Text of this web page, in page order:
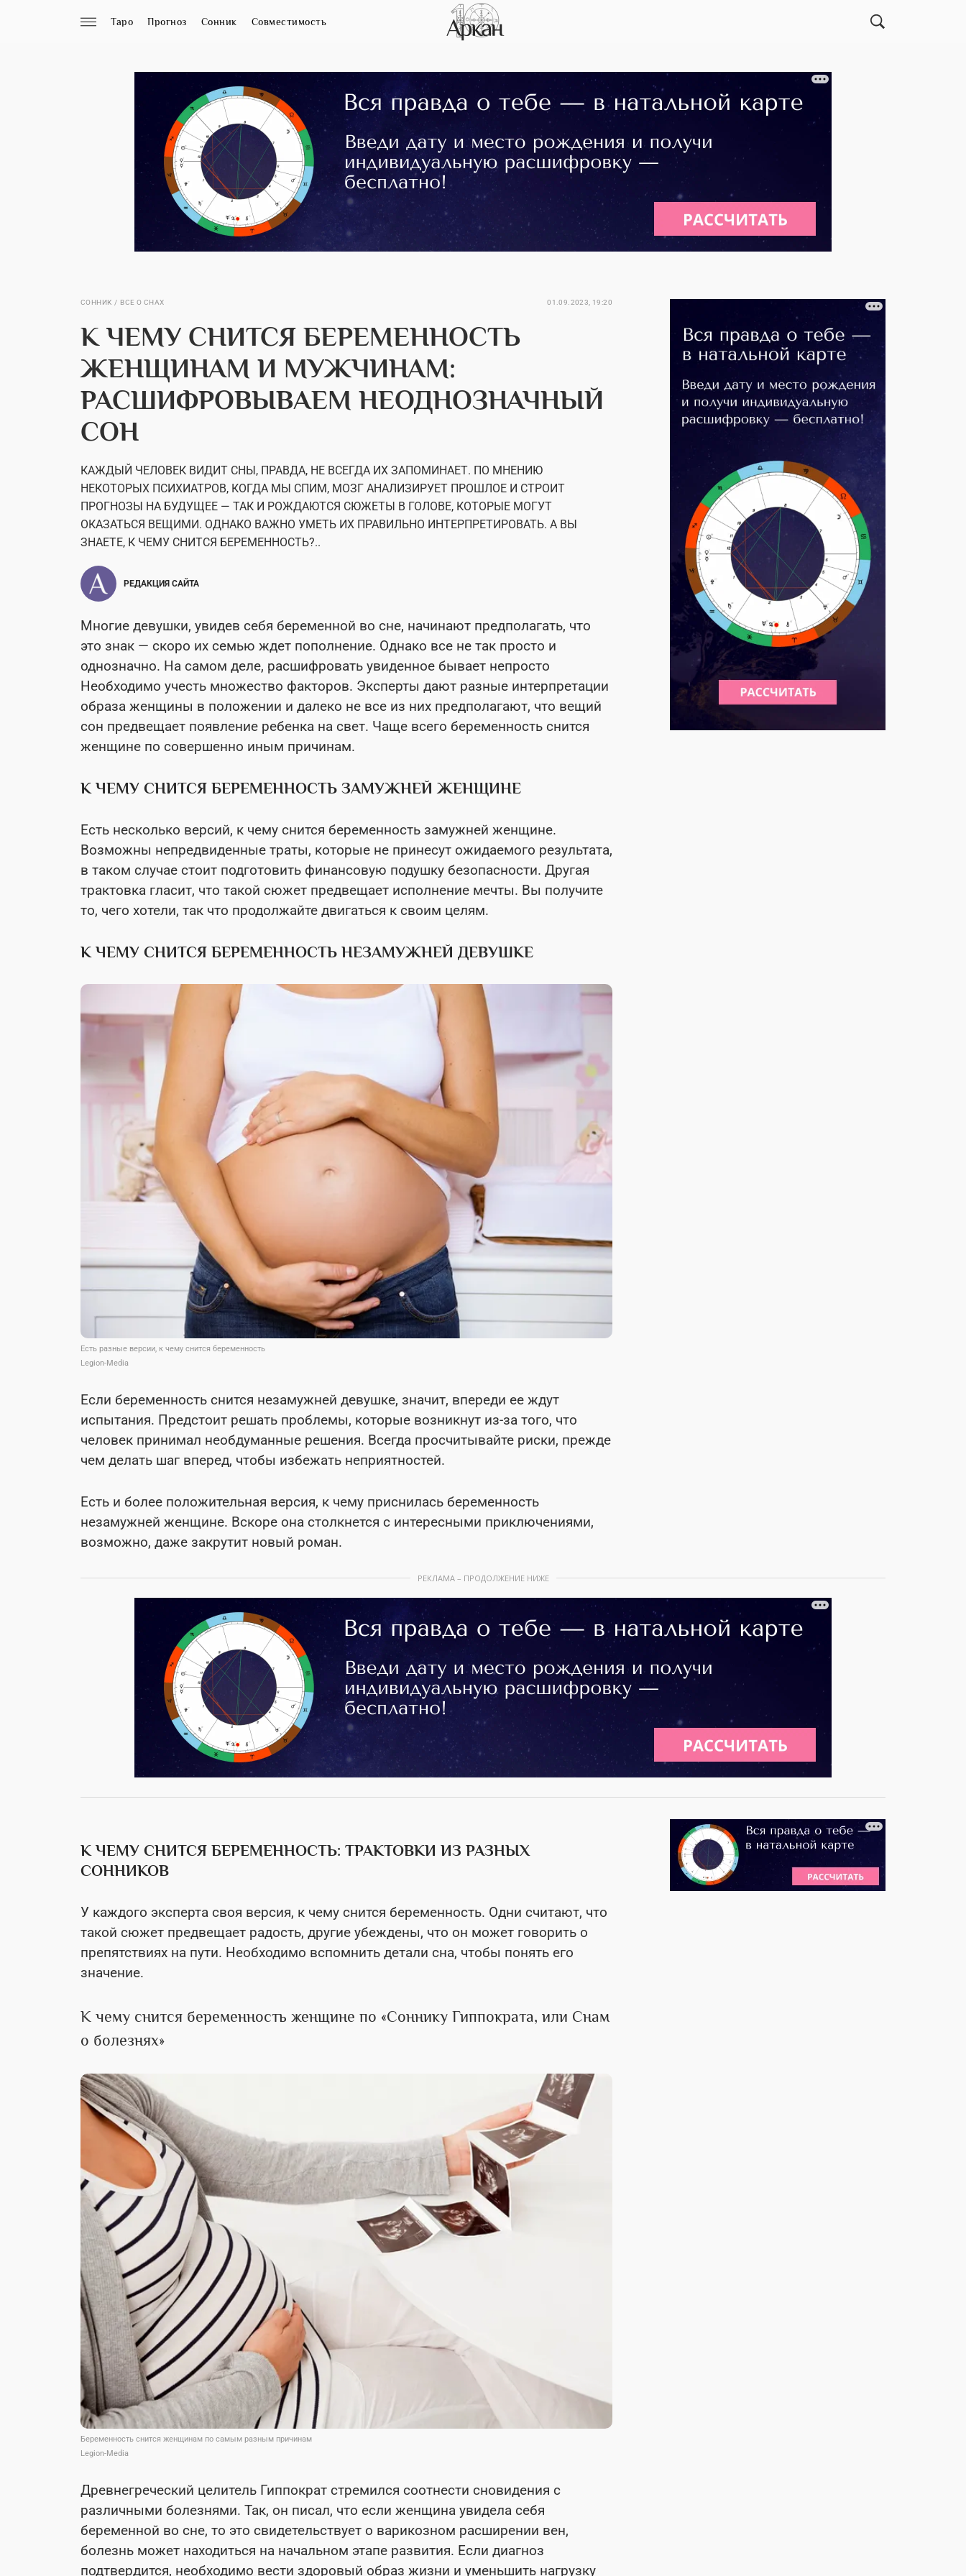
Таро Прогноз Сонник Совместимость
СОННИК ВСЕ О СНАХ 01.09.2023, 19:20
К ЧЕМУ СНИТСЯ БЕРЕМЕННОСТЬ
ЖЕНЩИНАМ И МУЖЧИНАМ:
РАСШИФРОВЫВАЕМ НЕОДНОЗНАЧНЫЙ
СОН
КАЖДЫЙ ЧЕЛОВЕК ВИДИТ СНЫ, ПРАВДА, НЕ ВСЕГДА ИХ ЗАПОМИНАЕТ. ПО МНЕНИЮ
НЕКОТОРЫХ ПСИХИАТРОВ, КОГДА МЫ СПИМ, МОЗГ АНАЛИЗИРУЕТ ПРОШЛОЕ И СТРОИТ
ПРОГНОЗЫ НА БУДУЩЕЕ — ТАК И РОЖДАЮТСЯ СЮЖЕТЫ В ГОЛОВЕ, КОТОРЫЕ МОГУТ
ОКАЗАТЬСЯ ВЕЩИМИ. ОДНАКО ВАЖНО УМЕТЬ ИХ ПРАВИЛЬНО ИНТЕРПРЕТИРОВАТЬ. А ВЫ
ЗНАЕТЕ, К ЧЕМУ СНИТСЯ БЕРЕМЕННОСТЬ?..
РЕДАКЦИЯ САЙТА
Многие девушки, увидев себя беременной во сне, начинают предполагать, что
это знак — скоро их семью ждет пополнение. Однако все не так просто и
однозначно. На самом деле, расшифровать увиденное бывает непросто
Необходимо учесть множество факторов. Эксперты дают разные интерпретации
образа женщины в положении и далеко не все из них предполагают, что вещий
сон предвещает появление ребенка на свет. Чаще всего беременность снится
женщине по совершенно иным причинам.
К ЧЕМУ СНИТСЯ БЕРЕМЕННОСТЬ ЗАМУЖНЕЙ ЖЕНЩИНЕ
Есть несколько версий, к чему снится беременность замужней женщине.
Возможны непредвиденные траты, которые не принесут ожидаемого результата,
в таком случае стоит подготовить финансовую подушку безопасности. Другая
трактовка гласит, что такой сюжет предвещает исполнение мечты. Вы получите
то, чего хотели, так что продолжайте двигаться к своим целям.
К ЧЕМУ СНИТСЯ БЕРЕМЕННОСТЬ НЕЗАМУЖНЕЙ ДЕВУШКЕ
Есть разные версии, к чему снится беременность
Legion-Media
Если беременность снится незамужней девушке, значит, впереди ее ждут
испытания. Предстоит решать проблемы, которые возникнут из-за того, что
человек принимал необдуманные решения. Всегда просчитывайте риски, прежде
чем делать шаг вперед, чтобы избежать неприятностей.
Есть и более положительная версия, к чему приснилась беременность
незамужней женщине. Вскоре она столкнется с интересными приключениями,
возможно, даже закрутит новый роман.
РЕКЛАМА – ПРОДОЛЖЕНИЕ НИЖЕ
К ЧЕМУ СНИТСЯ БЕРЕМЕННОСТЬ: ТРАКТОВКИ ИЗ РАЗНЫХ
СОННИКОВ
У каждого эксперта своя версия, к чему снится беременность. Одни считают, что
такой сюжет предвещает радость, другие убеждены, что он может говорить о
препятствиях на пути. Необходимо вспомнить детали сна, чтобы понять его
значение.
К чему снится беременность женщине по «Соннику Гиппократа, или Снам
о болезнях»
Беременность снится женщинам по самым разным причинам
Legion-Media
Древнегреческий целитель Гиппократ стремился соотнести сновидения с
различными болезнями. Так, он писал, что если женщина увидела себя
беременной во сне, то это свидетельствует о варикозном расширении вен,
болезнь может находиться на начальном этапе развития. Если диагноз
подтвердится, необходимо вести здоровый образ жизни и уменьшить нагрузку